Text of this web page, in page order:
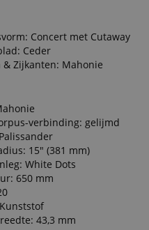
Concert met Cutaway
Ceder
& Zijkanten: Mahonie
verbinding: gelijmd
15" (381 mm)
White Dots
650 mm
43,3 mm